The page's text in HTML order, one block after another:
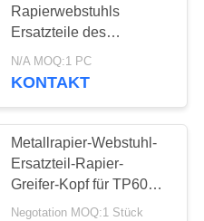
Rapierwebstuhls
Ersatzteile des
spinnenden Webstuhls
des Rapier-Greifers
N/A MOQ:1 PC
KONTAKT
Metallrapier-Webstuhl-
Ersatzteil-Rapier-
Greifer-Kopf für TP600
sechs Monate Garantie-
Negotation MOQ:1 Stück